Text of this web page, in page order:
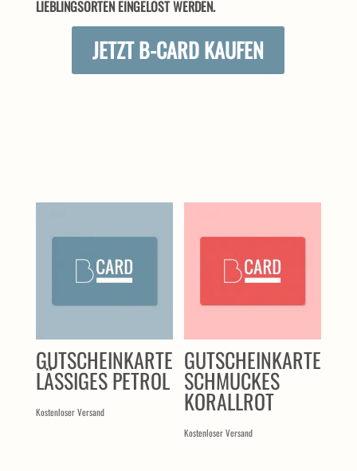
LIEBLINGSORTEN EINGELÖST WERDEN.
JETZT B-CARD KAUFEN
GUTSCHEINKARTE
LÄSSIGES PETROL
Kostenloser Versand
GUTSCHEINKARTE
SCHMUCKES
KORALLROT
Kostenloser Versand